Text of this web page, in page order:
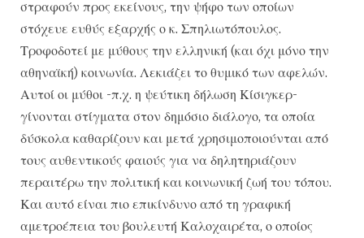
στραφούν προς εκείνους, την ψήφο των οποίων
στόχευε ευθύς εξαρχής ο κ. Σπηλιωτόπουλος.
Τροφοδοτεί με μύθους την ελληνική (και όχι μόνο την
αθηναϊκή) κοινωνία. Λεκιάζει το θυμικό των αφελών.
Αυτοί οι μύθοι -π.χ. η ψεύτικη δήλωση Κίσιγκερ-
γίνονται στίγματα στον δημόσιο διάλογο, τα οποία
δύσκολα καθαρίζουν και μετά χρησιμοποιούνται από
τους αυθεντικούς φαιούς για να δηλητηριάζουν
περαιτέρω την πολιτική και κοινωνική ζωή του τόπου.
Και αυτό είναι πιο επικίνδυνο από τη γραφική
αμετροέπεια του βουλευτή Καλοχαιρέτα, ο οποίος